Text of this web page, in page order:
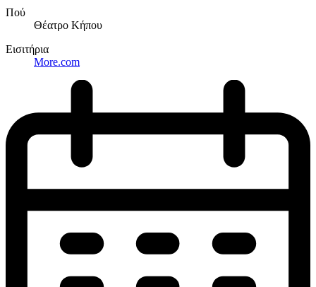
Πού
Θέατρο Κήπου
Εισιτήρια
More.com